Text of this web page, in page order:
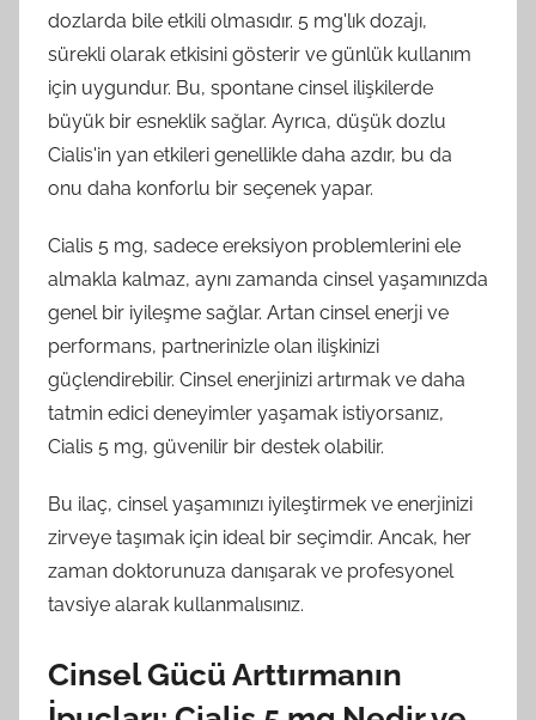
dozlarda bile etkili olmasıdır. 5 mg'lık dozajı,
sürekli olarak etkisini gösterir ve günlük kullanım
için uygundur. Bu, spontane cinsel ilişkilerde
büyük bir esneklik sağlar. Ayrıca, düşük dozlu
Cialis'in yan etkileri genellikle daha azdır, bu da
onu daha konforlu bir seçenek yapar.
Cialis 5 mg, sadece ereksiyon problemlerini ele
almakla kalmaz, aynı zamanda cinsel yaşamınızda
genel bir iyileşme sağlar. Artan cinsel enerji ve
performans, partnerinizle olan ilişkinizi
güçlendirebilir. Cinsel enerjinizi artırmak ve daha
tatmin edici deneyimler yaşamak istiyorsanız,
Cialis 5 mg, güvenilir bir destek olabilir.
Bu ilaç, cinsel yaşamınızı iyileştirmek ve enerjinizi
zirveye taşımak için ideal bir seçimdir. Ancak, her
zaman doktorunuza danışarak ve profesyonel
tavsiye alarak kullanmalısınız.
Cinsel Gücü Arttırmanın